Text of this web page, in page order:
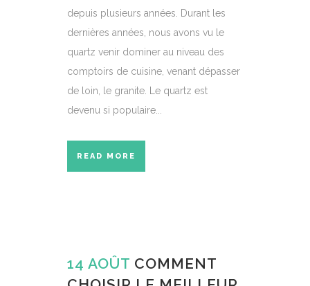
depuis plusieurs années. Durant les
dernières années, nous avons vu le
quartz venir dominer au niveau des
comptoirs de cuisine, venant dépasser
de loin, le granite. Le quartz est
devenu si populaire...
READ MORE
14 AOÛT COMMENT